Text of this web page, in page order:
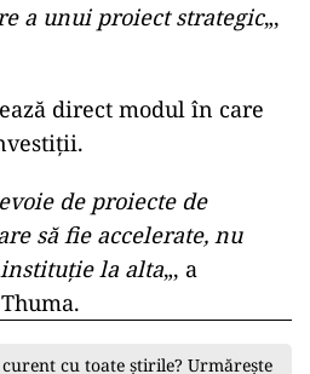
a unui proiect strategic„,
direct modul în care
de proiecte de
să fie accelerate, nu
la alta„, a
cu toate știrile? Urmărește